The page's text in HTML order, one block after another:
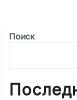
Поиск